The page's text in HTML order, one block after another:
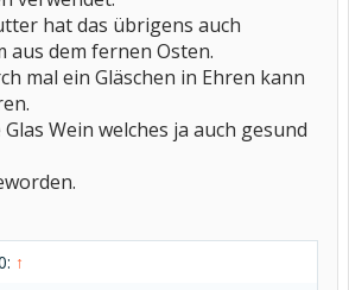
hat das übrigens auch
aus dem fernen Osten.
mal ein Gläschen in Ehren kann
Wein welches ja auch gesund
↑